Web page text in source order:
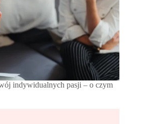
indywidualnych pasji – o czym